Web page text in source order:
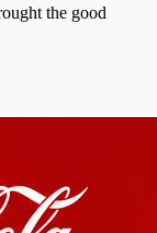
the good